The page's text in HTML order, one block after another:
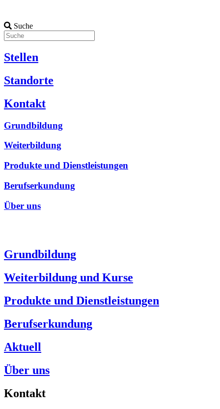
Suche
Stellen
Standorte
Kontakt
Grundbildung
Weiterbildung
Produkte und Dienstleistungen
Berufserkundung
Über uns
Grundbildung
Weiterbildung und Kurse
Produkte und Dienstleistungen
Berufserkundung
Aktuell
Über uns
Kontakt